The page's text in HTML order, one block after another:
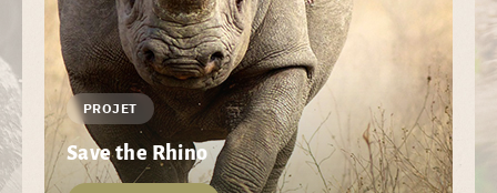
PROJET
Save the Rhino